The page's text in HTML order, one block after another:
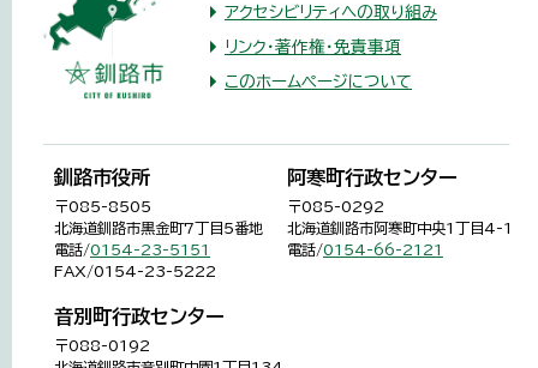
アクセシビリティへの取り組み
リンク・著作権・免責事項
このホームページについて
釧路市役所
〒085-8505
北海道釧路市黒金町7丁目5番地
電話/0154-23-5151
FAX/0154-23-5222
阿寒町行政センター
〒085-0292
北海道釧路市阿寒町中央1丁目4-1
電話/0154-66-2121
音別町行政センター
〒088-0192